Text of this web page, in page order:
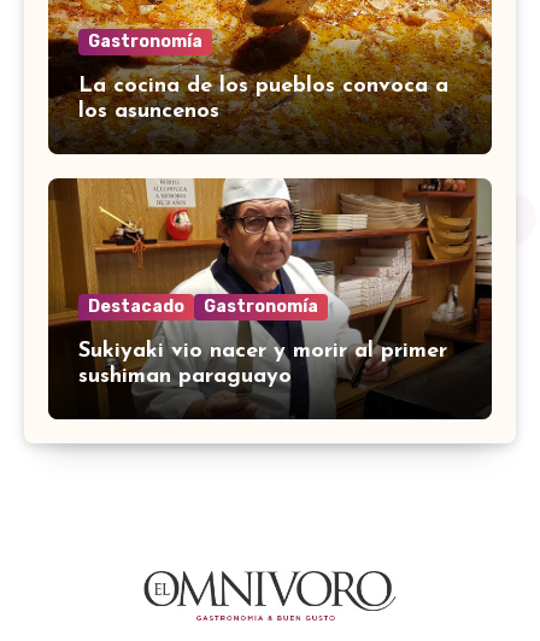
Gastronomía
La cocina de los pueblos convoca a
los asuncenos
Destacado Gastronomía
Sukiyaki vio nacer y morir al primer
sushiman paraguayo